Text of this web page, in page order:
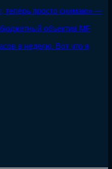
теперь просто снимаю» —
объектив MF
в неделю. Вот что я